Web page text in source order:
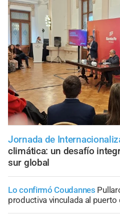
Jornada de
climática: un desafío
sur global
Lo confirmó Coudannes
productiva vinculada al puerto